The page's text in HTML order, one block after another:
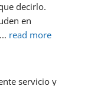
decirlo.
en
... read more
servicio y